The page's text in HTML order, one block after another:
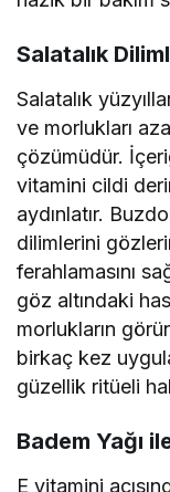
Salatalık
Salatalık
ve morlukları
çözümüdür.
vitamini cildi
aydınlatır.
dilimlerini
ferahlamasını
göz altındaki
morlukların
birkaç kez
güzellik ritüeli
Badem Yağı
E vitamini